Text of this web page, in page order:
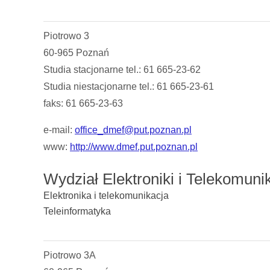
Piotrowo 3
60-965 Poznań
Studia stacjonarne tel.: 61 665-23-62
Studia niestacjonarne tel.: 61 665-23-61
faks: 61 665-23-63
e-mail: office_dmef@put.poznan.pl
www: http://www.dmef.put.poznan.pl
Wydział Elektroniki i
Elektronika i telekomunikacja
Teleinformatyka
Piotrowo 3A